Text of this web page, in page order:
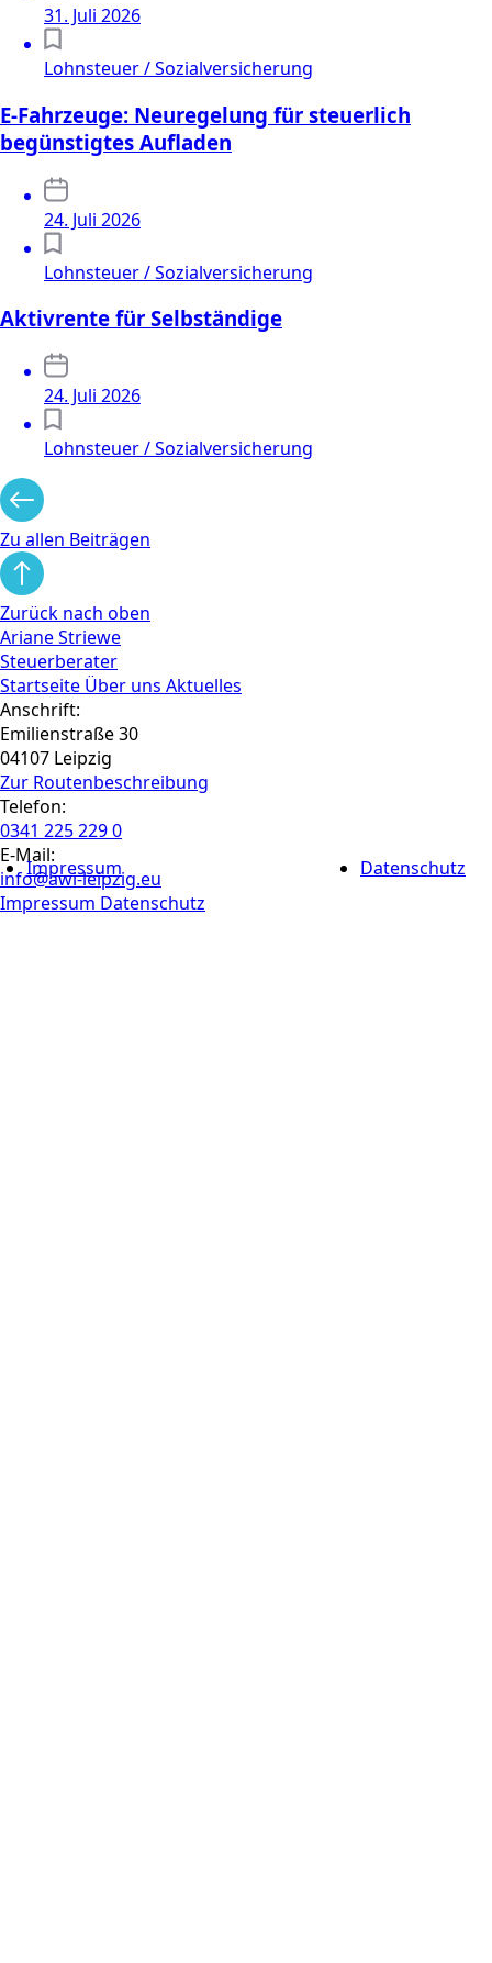
Impressum Datenschutz
31. Juli 2026
Lohnsteuer / Sozialversicherung
E-Fahrzeuge: Neuregelung für steuerlich
begünstigtes Aufladen
24. Juli 2026
Lohnsteuer / Sozialversicherung
Aktivrente für Selbständige
24. Juli 2026
Lohnsteuer / Sozialversicherung
Zu allen Beiträgen
Zurück nach oben
Ariane Striewe
Steuerberater
Startseite Über uns Aktuelles
Anschrift:
Emilienstraße 30
04107 Leipzig
Zur Routen­beschreibung
Telefon:
0341 225 229 0
E-Mail:
info@awi-leipzig.eu
Impressum Datenschutz